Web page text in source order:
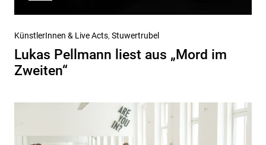
Vorheriger
Beitrag
KünstlerInnen & Live Acts Stuwertrubel
Lukas Pellmann liest aus „Mord im
Zweiten“